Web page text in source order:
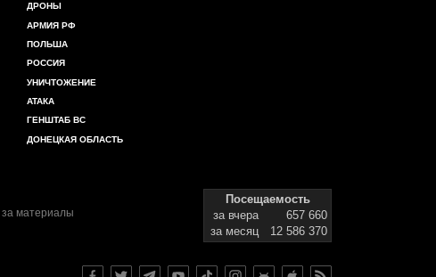
ДРОНЫ
АРМИЯ РФ
ПОЛЬША
РОССИЯ
УНИЧТОЖЕНИЕ
АТАКА
ГЕНШТАБ ВС
ДОНЕЦКАЯ ОБЛАСТЬ
за материалы
Посещаемость
за вчера
657 660
за месяц
12 586 370